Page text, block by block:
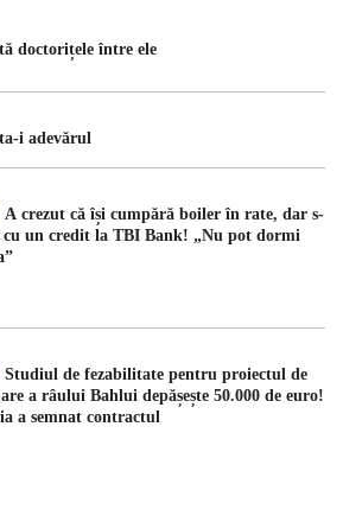
doctorițele între ele
i adevărul
A crezut că își cumpără boiler în rate, dar s-
un credit la TBI Bank! „Nu pot dormi
Studiul de fezabilitate pentru proiectul de
a râului Bahlui depășește 50.000 de euro!
a semnat contractul